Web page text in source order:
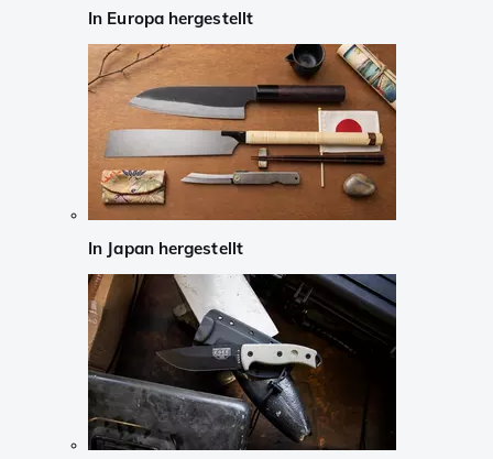
In Europa hergestellt
In Japan hergestellt